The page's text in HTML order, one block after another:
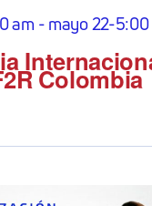
Colombia
am -mayo 22-5:00